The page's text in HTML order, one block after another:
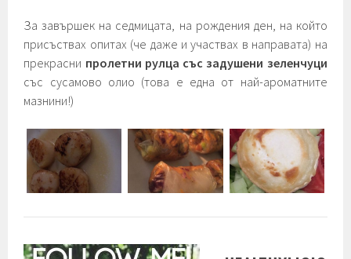
За завършек на седмицата, на рождения ден, на който
присъствах опитах (че даже и участвах в направата) на
прекрасни пролетни рулца със задушени зеленчуци
със сусамово олио (това е една от най-ароматните
мазнини!)